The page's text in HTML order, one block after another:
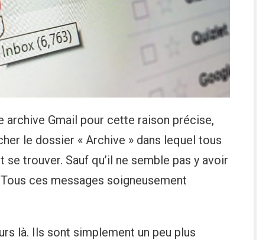
archive Gmail pour cette raison précise,
le dossier « Archive » dans lequel tous
trouver. Sauf qu’il ne semble pas y avoir
ces messages soigneusement
là. Ils sont simplement un peu plus